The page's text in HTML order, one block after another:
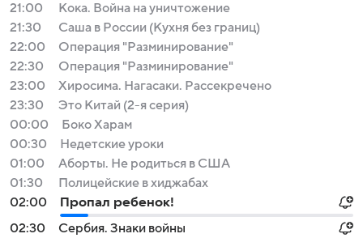
21:00
Кока. Война на уничтожение
21:30
Саша в России (Кухня без границ)
22:00
Операция "Разминирование"
22:30
Операция "Разминирование"
23:00
Хиросима. Нагасаки. Рассекречено
23:30
Это Китай (2-я серия)
00:00
Боко Харам
00:30
Недетские уроки
01:00
Аборты. Не родиться в США
01:30
Полицейские в хиджабах
02:00
Пропал ребенок!
02:30
Сербия. Знаки войны